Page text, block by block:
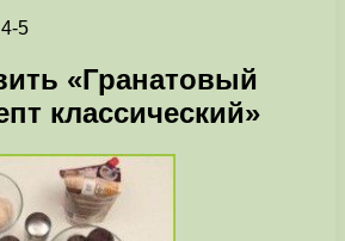
5
«Гранатовый
классический»